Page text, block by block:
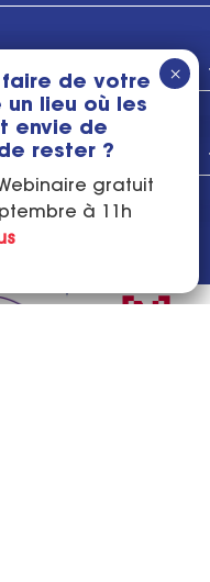
faire de votre
un lieu où les
envie de
rester ?
gratuit
à 11h